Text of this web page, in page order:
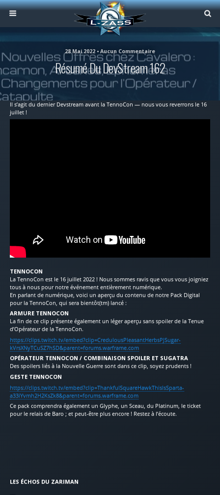
28 Mai 2022 • Aucun Commentaire
Résumé Du DevStream 162
Il s’agit du dernier Devstream avant la TennoCon — nous vous reverrons le 16
juillet !
TENNOCON
La TennoCon est le 16 juillet 2022 ! Nous sommes ravis que vous vous joigniez
tous à nous pour notre événement entièrement numérique.
En parlant de numérique, voici un aperçu du contenu de notre Pack Digital
pour la TennoCon, qui sera bientôt(tm) lancé :
ARMURE TENNOCON
La fin de ce clip présente également un léger aperçu sans spoiler de la Tenue
d’Opérateur de la TennoCon.
https://clips.twitch.tv/embed?clip=CredulousPleasantHerbsPJSugar-
kVrsXNyTCuSZ7hSD&parent=forums.warframe.com
OPÉRATEUR TENNOCON / COMBINAISON SPOILER ET SUGATRA
Des spoilers liés à la Nouvelle Guerre sont dans ce clip, soyez prudents !
GESTE TENNOCON
https://clips.twitch.tv/embed?clip=ThankfulSquareHawkThisIsSparta-
a33iYvmh2H2KsZk8&parent=forums.warframe.com
Ce pack comprendra également un Glyphe, un Sceau, du Platinum, le ticket
pour le relais de Baro ; et peut-être plus encore ! Restez à l’écoute.
LES ÉCHOS DU ZARIMAN